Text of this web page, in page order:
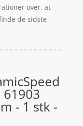
over, at
de sidste
- 1 stk -